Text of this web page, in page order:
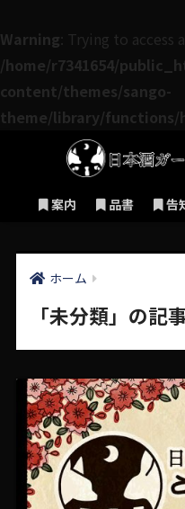
Warning: Trying to access
/home/r7341654/
content/themes/sango-
theme/library/functions/
案内 品書 告
ホーム
「未分類」の記